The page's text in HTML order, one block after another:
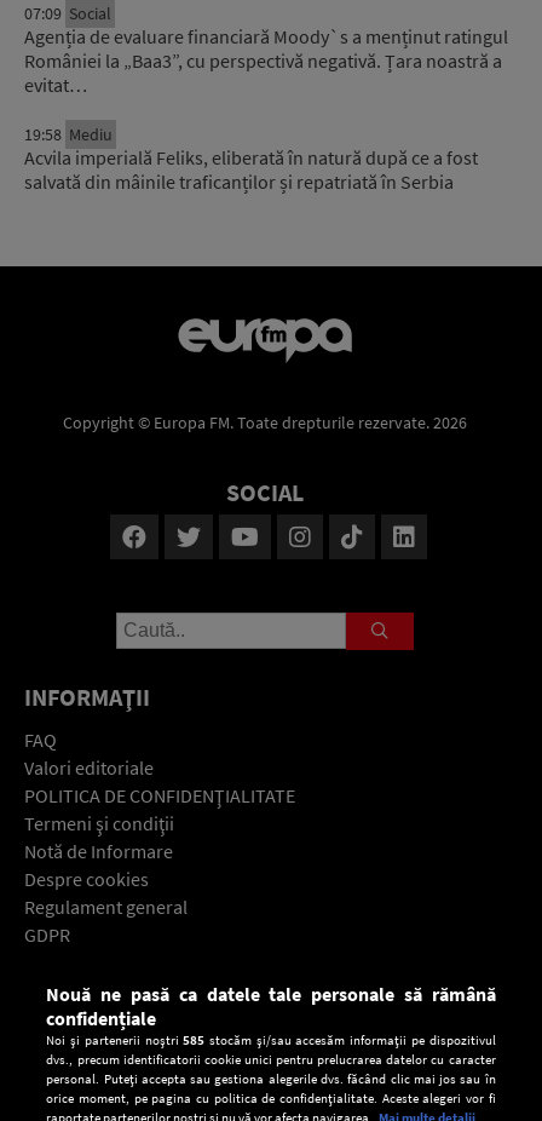
07:09 Social
Agenția de evaluare financiară Moody`s a menținut ratingul
României la „Baa3”, cu perspectivă negativă. Țara noastră a
evitat…
19:58 Mediu
Acvila imperială Feliks, eliberată în natură după ce a fost
salvată din mâinile traficanților și repatriată în Serbia
Copyright © Europa FM. Toate drepturile rezervate. 2026
SOCIAL
INFORMAŢII
FAQ
Valori editoriale
POLITICA DE CONFIDENŢIALITATE
Termeni şi condiţii
Notă de Informare
Despre cookies
Regulament general
GDPR
Descarcă gratuit aplicaţia Europa FM pentru smartphone:
Nouă ne pasă ca datele tale personale să rămână
confidențiale
Noi și partenerii noștri585 stocăm și/sau accesăm informații pe dispozitivul
dvs., precum identificatorii cookie unici pentru prelucrarea datelor cu caracter
personal. Puteți accepta sau gestiona alegerile dvs. făcând clic mai jos sau în
orice moment, pe pagina cu politica de confidențialitate. Aceste alegeri vor fi
raportate partenerilor noștri și nu vă vor afecta navigarea.
Mai multe detalii